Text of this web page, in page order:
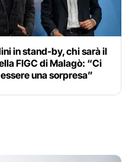
in stand-by, chi sarà il
FIGC di Malagò: “Ci
una sorpresa”